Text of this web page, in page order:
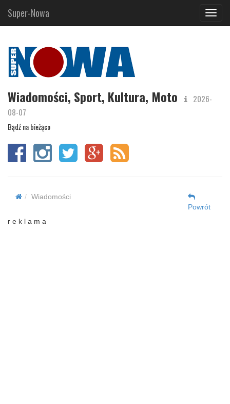
Super-Nowa
Wiadomości, Sport, Kultura, Moto
2026-
08-07
Bądź na bieżąco
Wiadomości
Powrót
r e k l a m a